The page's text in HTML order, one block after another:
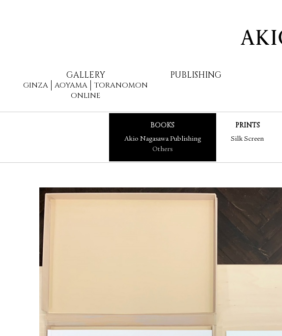
AKIO
GALLERY
GINZA AOYAMA
TORANOMON
ONLINE
PUBLISHING
BOOKS
Akio Nagasawa Publishing
Others
PRINTS
Silk Screen